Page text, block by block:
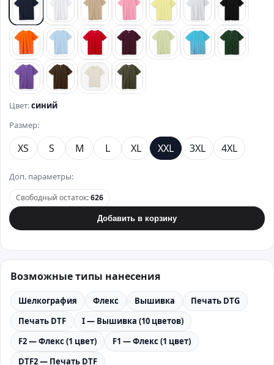
синий белый песочныйрозовый желтый серый черный
оранжевыйголубойкрасный бордовыйзеленыйбирюзовыйтемно-
фиолетовыйкоричневый
бежевый хаки
Цвет:синий
Размер:
XS S M L XL XXL 3XL 4XL
Доп. параметры:
Свободный остаток:626
Добавить в корзину
Возможные типы нанесения
Шелкография Флекс Вышивка
Печать DTG
Печать DTF
I — Вышивка (10 цветов)
F2 — Флекс (1 цвет)
F1 — Флекс (1 цвет)
DTF2 — Печать DTF